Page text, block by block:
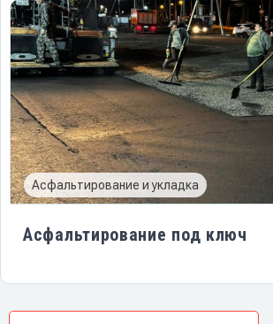
Асфальтирование и укладка
Асфальтирование под ключ